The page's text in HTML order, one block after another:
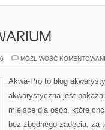
MOŻLIWOŚĆ
Akwa-Pro to blog
akwarystyczna jest
miejsce dla osób, które
bez zbędnego zadęcia, za